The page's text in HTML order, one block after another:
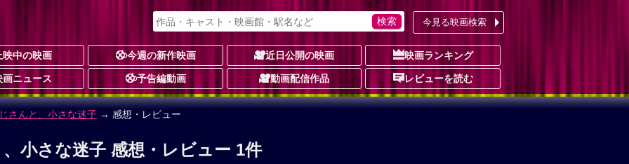
今見る映画検索
映中の映画 今週の新作映画 近日公開の映画 映画ランキング
画ニュース 予告編動画 動画配信作品 レビューを読む
さんと、小さな迷子 → 感想・レビュー
小さな迷子 感想・レビュー 1件